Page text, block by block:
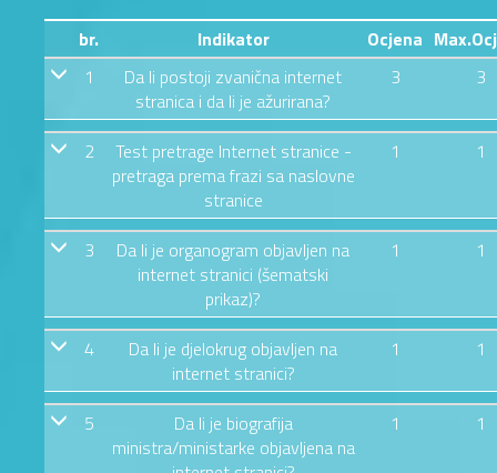
br. Indikator Ocjena
1
Da li postoji zvanična internet
stranica i da li je ažurirana?
3 3
2
Test pretrage Internet stranice -
pretraga prema frazi sa naslovne
stranice
1 1
3
Da li je organogram objavljen na
internet stranici (šematski
prikaz)?
1 1
4
Da li je djelokrug objavljen na
internet stranici?
1 1
5
Da li je biografija
ministra/ministarke objavljena na
1 1